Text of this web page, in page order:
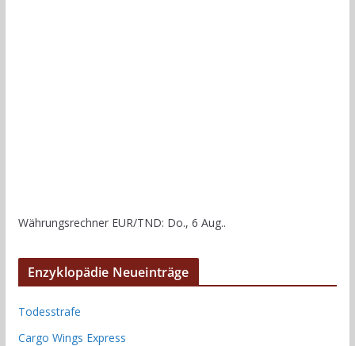
Währungsrechner EUR/TND: Do., 6 Aug..
Enzyklopädie Neueinträge
Todesstrafe
Cargo Wings Express